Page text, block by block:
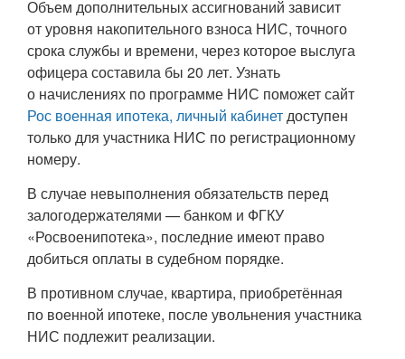
Объем дополнительных ассигнований зависит
от уровня накопительного взноса НИС, точного
срока службы и времени, через которое выслуга
офицера составила бы 20 лет. Узнать
о начислениях по программе НИС поможет сайт
Рос военная ипотека, личный кабинетдоступен
только для участника НИС по регистрационному
номеру.
В случае невыполнения обязательств перед
залогодержателями — банком и ФГКУ
«Росвоенипотека», последние имеют право
добиться оплаты в судебном порядке.
В противном случае, квартира, приобретённая
по военной ипотеке, после увольнения участника
НИС подлежит реализации.